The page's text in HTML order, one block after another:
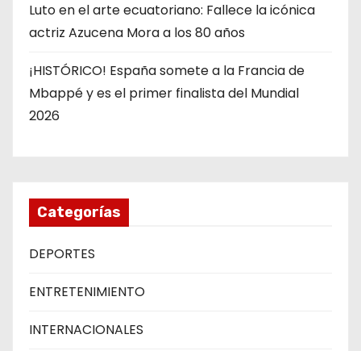
Luto en el arte ecuatoriano: Fallece la icónica
actriz Azucena Mora a los 80 años
¡HISTÓRICO! España somete a la Francia de
Mbappé y es el primer finalista del Mundial
2026
Categorías
DEPORTES
ENTRETENIMIENTO
INTERNACIONALES